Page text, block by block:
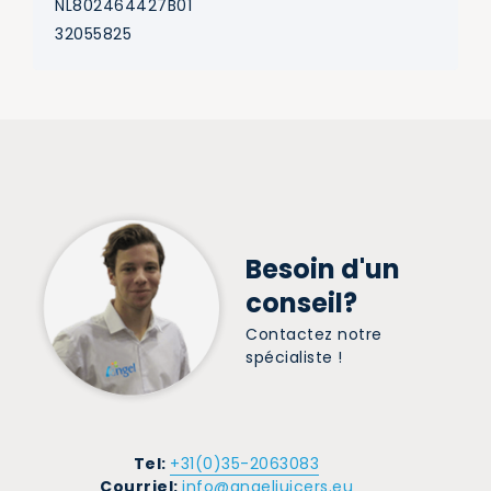
NL802464427B01
32055825
Besoin d'un
conseil?
Contactez notre
spécialiste !
Tel: +31(0)35-2063083